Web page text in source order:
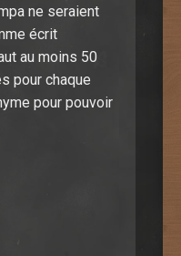
ne seraient
écrit
au moins 50
pour chaque
pour pouvoir